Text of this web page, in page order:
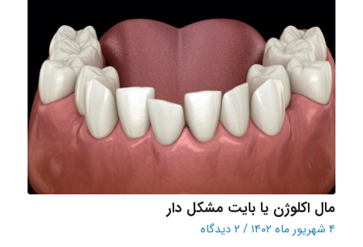
مال اکلوژن یا بایت مشکل دار
۴ شهریور ماه ۱۴۰۲ /۲ دیدگاه